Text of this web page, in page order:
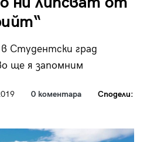
Студентски град
ще я запомним
0 коментара Сподели: